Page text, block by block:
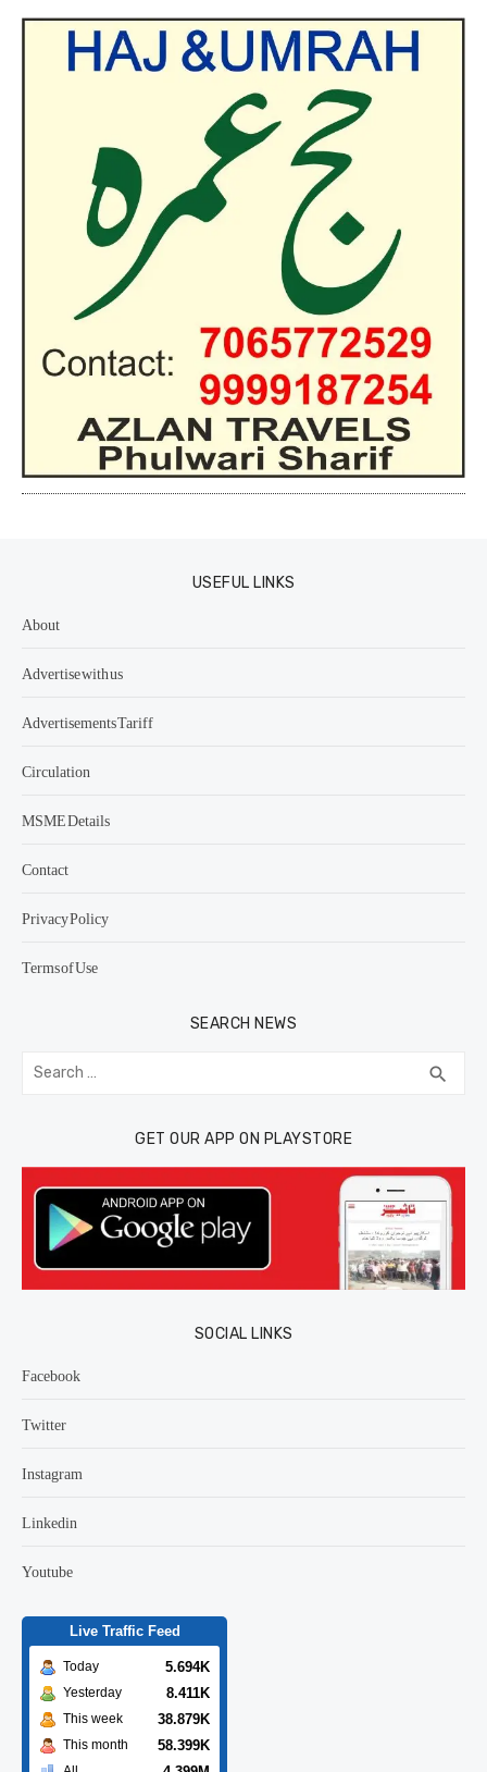
USEFUL LINKS
About
Advertise with us
Advertisements Tariff
Circulation
MSME Details
Contact
Privacy Policy
Terms of Use
SEARCH NEWS
Search
for: search
GET OUR APP ON PLAYSTORE
SOCIAL LINKS
Facebook
Twitter
Instagram
Linkedin
Youtube
Live Traffic Feed
Today 5.694K
Yesterday 8.411K
This week 38.879K
This month 58.399K